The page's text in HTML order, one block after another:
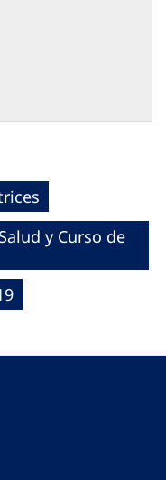
y Curso de